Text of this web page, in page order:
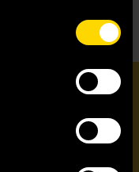
nyhetsbrev